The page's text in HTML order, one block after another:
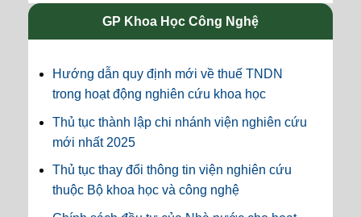
GP Khoa Học Công Nghệ
Hướng dẫn quy định mới về thuế TNDN
trong hoạt động nghiên cứu khoa học
Thủ tục thành lập chi nhánh viện nghiên cứu
mới nhất 2025
Thủ tục thay đổi thông tin viện nghiên cứu
thuộc Bộ khoa học và công nghệ